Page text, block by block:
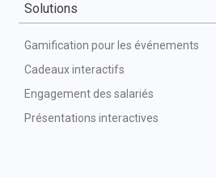
Solutions
Gamification pour les événements
Cadeaux interactifs
Engagement des salariés
Présentations interactives